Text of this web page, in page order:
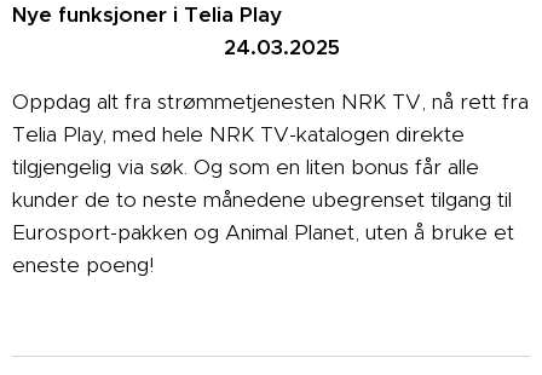
Nye funksjoner i Telia Play
24.03.2025
Oppdag alt fra strømmetjenesten NRK TV, nå rett fra
Telia Play, med hele NRK TV-katalogen direkte
tilgjengelig via søk. Og som en liten bonus får alle
kunder de to neste månedene ubegrenset tilgang til
Eurosport-pakken og Animal Planet, uten å bruke et
eneste poeng!